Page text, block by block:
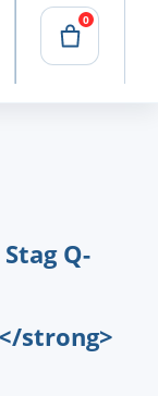
0
Q-
strong>